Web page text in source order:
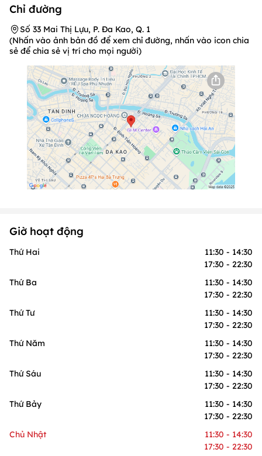
Chỉ đường
Số 33 Mai Thị Lựu, P. Đa Kao, Q. 1
(Nhấn vào ảnh bản đồ để xem chỉ đường, nhấn vào icon chia
sẻ để chia sẻ vị trí cho mọi người)
Giờ hoạt động
Thứ Hai
11:30 - 14:30
17:30 - 22:30
Thứ Ba
11:30 - 14:30
17:30 - 22:30
Thứ Tư
11:30 - 14:30
17:30 - 22:30
Thứ Năm
11:30 - 14:30
17:30 - 22:30
Thứ Sáu
11:30 - 14:30
17:30 - 22:30
Thứ Bảy
11:30 - 14:30
17:30 - 22:30
Chủ Nhật
11:30 - 14:30
17:30 - 22:30